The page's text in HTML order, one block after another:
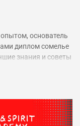
основатель
диплом сомелье
знания и советы